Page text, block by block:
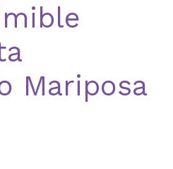
Mariposa